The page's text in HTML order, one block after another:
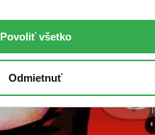
Povoliť všetko
Odmietnuť